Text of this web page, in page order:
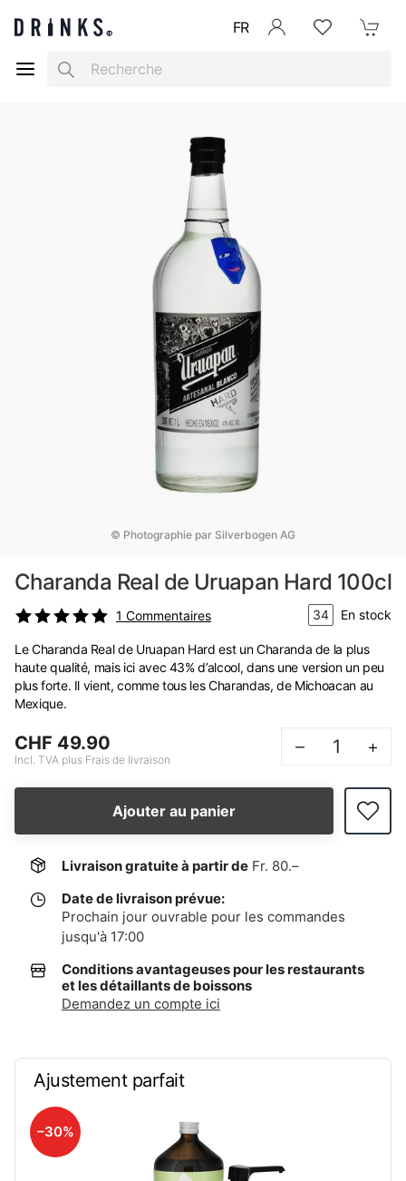
FR
Search
© Photographie par Silverbogen AG
Charanda Real de Uruapan Hard 100cl
1 Commentaires 34 En stock
Le Charanda Real de Uruapan Hard est un Charanda de la plus
haute qualité, mais ici avec 43% d’alcool, dans une version un peu
plus forte. Il vient, comme tous les Charandas, de Michoacan au
Mexique.
CHF 49.90
Incl. TVA plus Frais de livraison
– +
Ajouter au panier
Livraison gratuite à partir de Fr. 80.–
Date de livraison prévue:
Prochain jour ouvrable pour les commandes
jusqu'à 17:00
Conditions avantageuses pour les restaurants
et les détaillants de boissons
Demandez un compte ici
Ajustement parfait
–30%